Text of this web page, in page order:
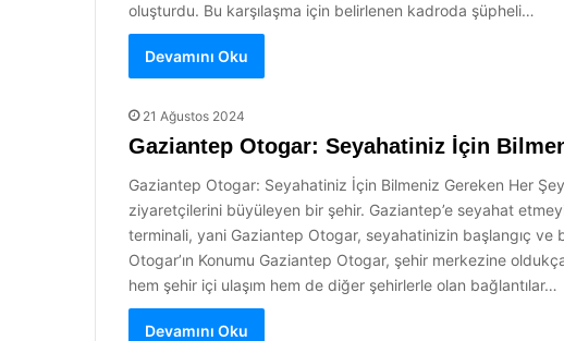
oluşturdu. Bu karşılaşma için belirlenen kadroda şüpheli…
Devamını Oku
21 Ağustos 2024
Gaziantep Otogar: Seyahatiniz İçin
Gaziantep Otogar: Seyahatiniz İçin Bilmeniz Gereken Her
ziyaretçilerini büyüleyen bir şehir. Gaziantep’e seyahat
terminali, yani Gaziantep Otogar, seyahatinizin başlangıç
Otogar’ın Konumu Gaziantep Otogar, şehir merkezine
hem şehir içi ulaşım hem de diğer şehirlerle olan bağlantılar…
Devamını Oku